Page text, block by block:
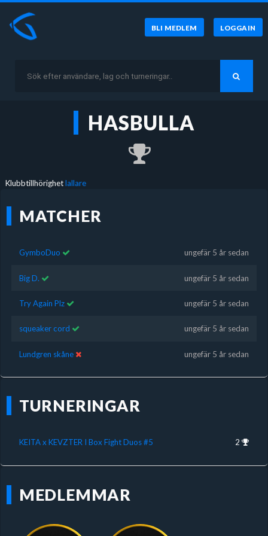
BLI MEDLEM LOGGA IN
HASBULLA
Klubbtillhörighetlallare
MATCHER
GymboDuo ungefär 5 år sedan
Big D. ungefär 5 år sedan
Try Again Plz ungefär 5 år sedan
squeaker cord ungefär 5 år sedan
Lundgren skåne ungefär 5 år sedan
TURNERINGAR
KEITA x KEVZTER I Box Fight Duos #5 2
MEDLEMMAR